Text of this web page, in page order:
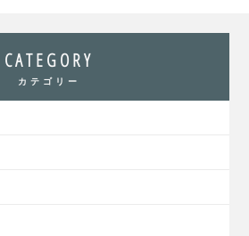
CATEGORY
カテゴリー